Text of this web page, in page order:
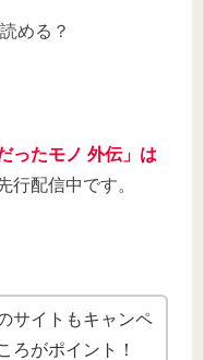
める？
ったモノ 外伝」は
行配信中です。
サイトもキャンペ
ろがポイント！